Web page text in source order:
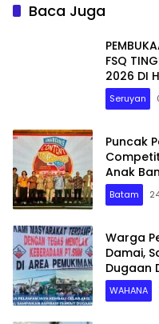
Baca Juga
FSQ
2026 DI
SERUYAN
Seruyan
Puncak
Anak
Batam
Warga
Damai,
Dugaan
WAHANA